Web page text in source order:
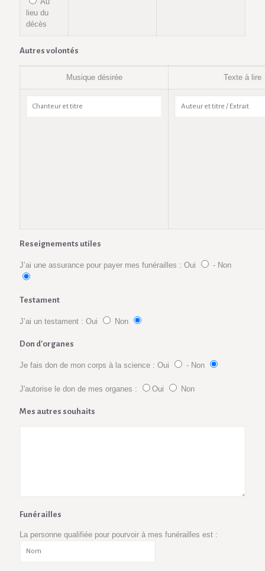
lieu du
décès
Autres volontés
Musique désirée Texte à lire
Reseignements utiles
J’ai une assurance pour payer mes funérailles : Oui - Non
Testament
J’ai un testament : Oui Non
Don d'organes
Je fais don de mon corps à la science : Oui - Non
J'autorise le don de mes organes : Oui Non
Mes autres souhaits
Funérailles
La personne qualifiée pour pourvoir à mes funérailles est :